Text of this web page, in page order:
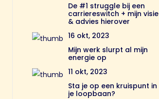
De #1 struggle bij een
carriereswitch + mijn visie
& advies hierover
16 okt, 2023
Mijn werk slurpt al mijn
energie op
11 okt, 2023
Sta je op een kruispunt in
je loopbaan?